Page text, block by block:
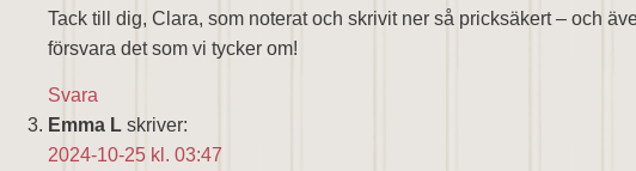
Tack till dig, Clara, som noterat och skrivit ner så pricksäkert – och
försvara det som vi tycker om!
Svara
Emma L skriver:
2024-10-25 kl. 03:47